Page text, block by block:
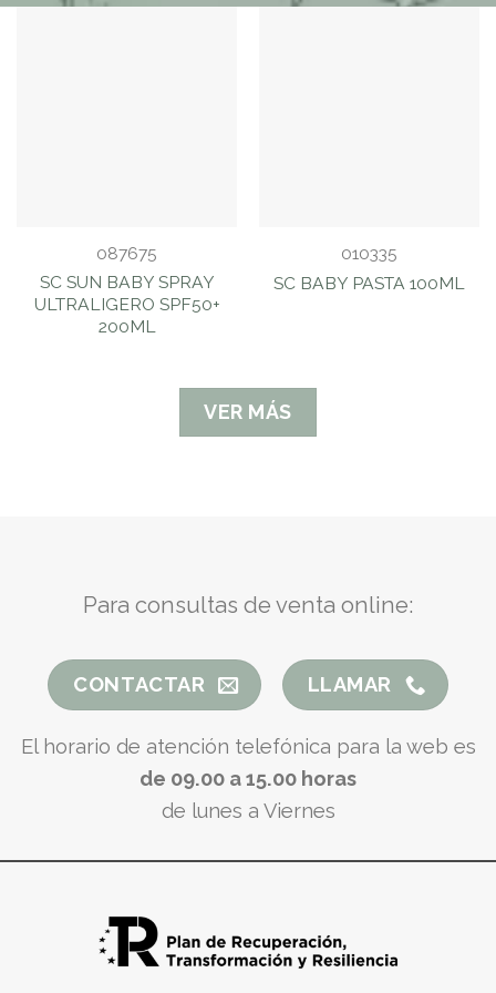
087675
SC SUN BABY SPRAY
ULTRALIGERO SPF50+
200ML
010335
SC BABY PASTA 100ML
VER MÁS
Para consultas de venta online:
CONTACTAR LLAMAR
El horario de atención telefónica para la web es
de 09.00 a 15.00 horas
de lunes a Viernes